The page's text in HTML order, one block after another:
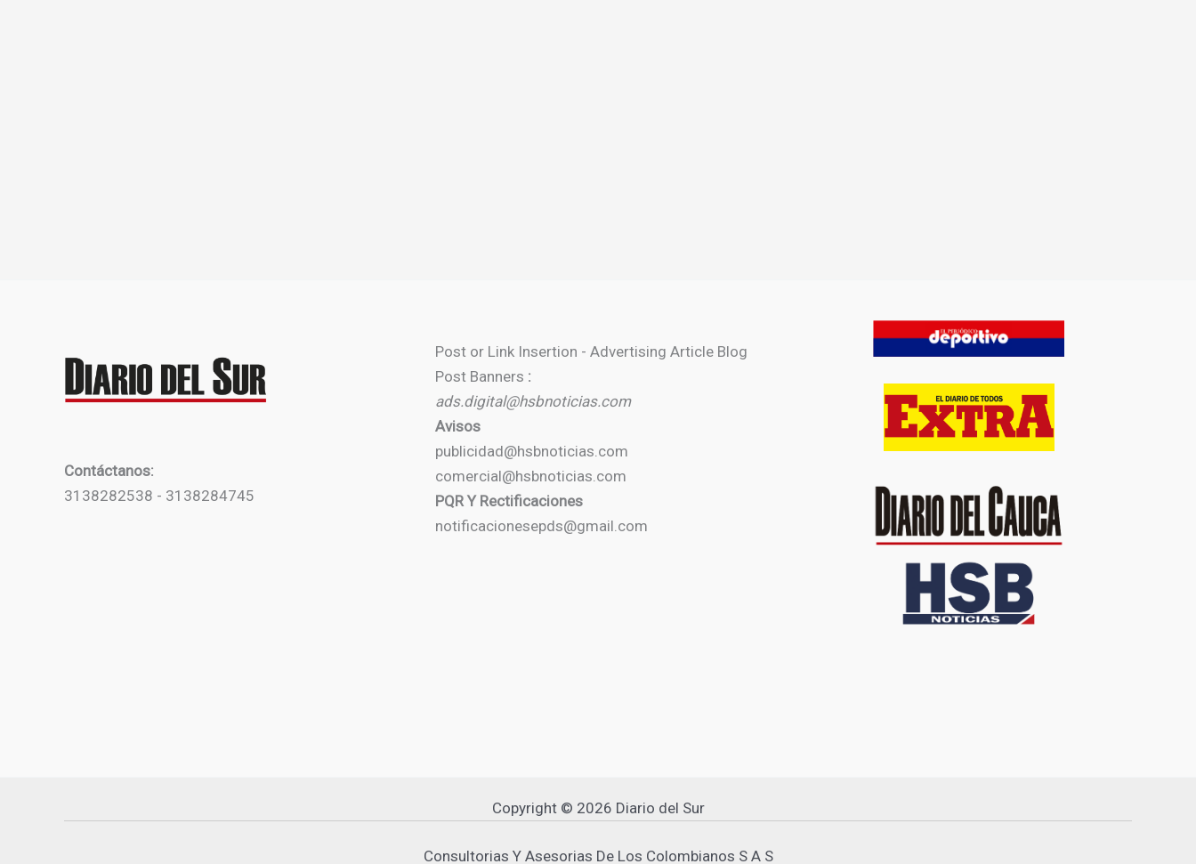
Contáctanos:
3138282538 - 3138284745
Post or Link Insertion - Advertising Article Blog
Post Banners :
ads.digital@hsbnoticias.com
Avisos
publicidad@hsbnoticias.com
comercial@hsbnoticias.com
PQR Y Rectificaciones
notificacionesepds@gmail.com
Copyright © 2026 Diario del Sur
Consultorias Y Asesorias De Los Colombianos S A S